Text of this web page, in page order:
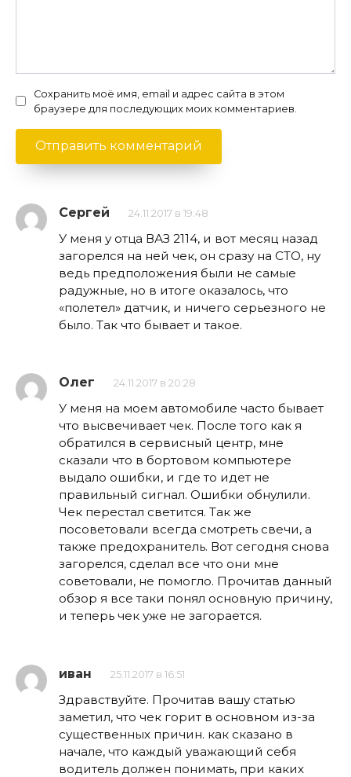
Сохранить моё имя, email и адрес сайта в этом
браузере для последующих моих комментариев.
Сергей 24.11.2017 в 19:48
У меня у отца ВАЗ 2114, и вот месяц назад
загорелся на ней чек, он сразу на СТО, ну
ведь предположения были не самые
радужные, но в итоге оказалось, что
«полетел» датчик, и ничего серьезного не
было. Так что бывает и такое.
Олег 24.11.2017 в 20:28
У меня на моем автомобиле часто бывает
что высвечивает чек. После того как я
обратился в сервисный центр, мне
сказали что в бортовом компьютере
выдало ошибки, и где то идет не
правильный сигнал. Ошибки обнулили.
Чек перестал светится. Так же
посоветовали всегда смотреть свечи, а
также предохранитель. Вот сегодня снова
загорелся, сделал все что они мне
советовали, не помогло. Прочитав данный
обзор я все таки понял основную причину,
и теперь чек уже не загорается.
иван 25.11.2017 в 16:51
Здравствуйте. Прочитав вашу статью
заметил, что чек горит в основном из-за
существенных причин. как сказано в
начале, что каждый уважающий себя
водитель должен понимать, при каких